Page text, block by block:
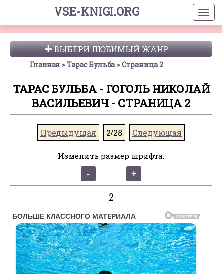
VSE-KNIGI.ORG
ВЫБЕРИ ЛЮБИМЫЙ ЖАНР
Главная Тарас Бульба Страница 2
ТАРАС БУЛЬБА - ГОГОЛЬ НИКОЛАЙ
ВАСИЛЬЕВИЧ - СТРАНИЦА 2
Предыдущая 2/28 Следующая
Изменить размер шрифта:
2